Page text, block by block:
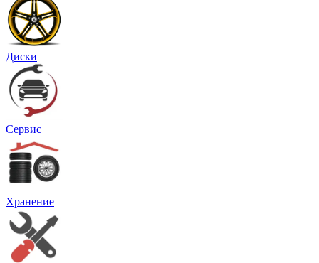
Диски
Сервис
Хранение